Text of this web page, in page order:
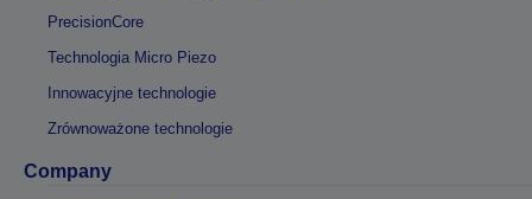
PrecisionCore
Technologia Micro Piezo
Innowacyjne technologie
Zrównoważone technologie
Company